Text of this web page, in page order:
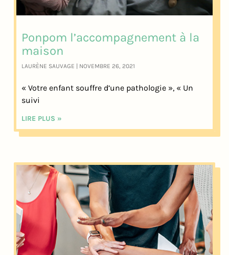
Ponpom l’accompagnement à la
maison
LAURÈNE SAUVAGE NOVEMBRE 26, 2021
« Votre enfant souffre d’une pathologie », « Un
suivi
LIRE PLUS »